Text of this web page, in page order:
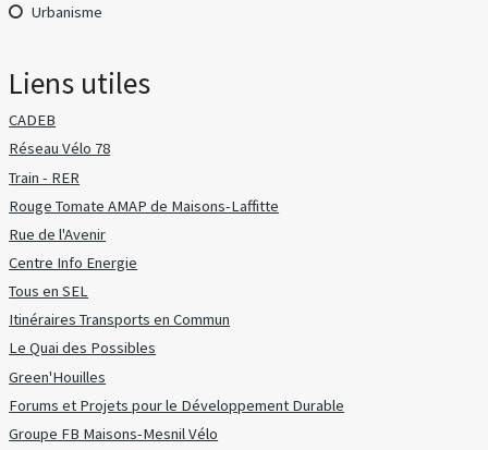
Urbanisme
Liens utiles
CADEB
Réseau Vélo 78
Train - RER
Rouge Tomate AMAP de Maisons-Laffitte
Rue de l'Avenir
Centre Info Energie
Tous en SEL
Itinéraires Transports en Commun
Le Quai des Possibles
Green'Houilles
Forums et Projets pour le Développement Durable
Groupe FB Maisons-Mesnil Vélo